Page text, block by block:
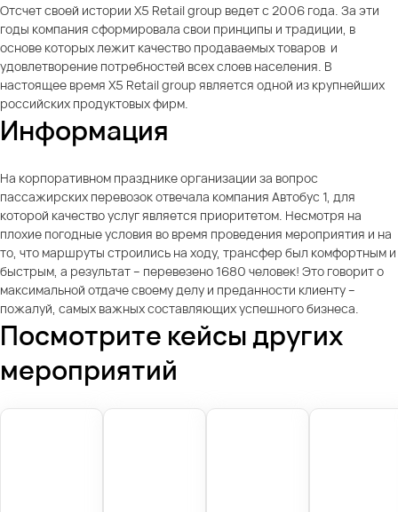
Отсчет своей истории X5 Retail group ведет с 2006 года. За эти
годы компания сформировала свои принципы и традиции, в
основе которых лежит качество продаваемых товаров и
удовлетворение потребностей всех слоев населения. В
настоящее время X5 Retail group является одной из крупнейших
российских продуктовых фирм.
Информация
На корпоративном празднике организации за вопрос
пассажирских перевозок отвечала компания Автобус 1, для
которой качество услуг является приоритетом. Несмотря на
плохие погодные условия во время проведения мероприятия и на
то, что маршруты строились на ходу, трансфер был комфортным и
быстрым, а результат – перевезено 1680 человек! Это говорит о
максимальной отдаче своему делу и преданности клиенту –
пожалуй, самых важных составляющих успешного бизнеса.
Посмотрите кейсы других
мероприятий